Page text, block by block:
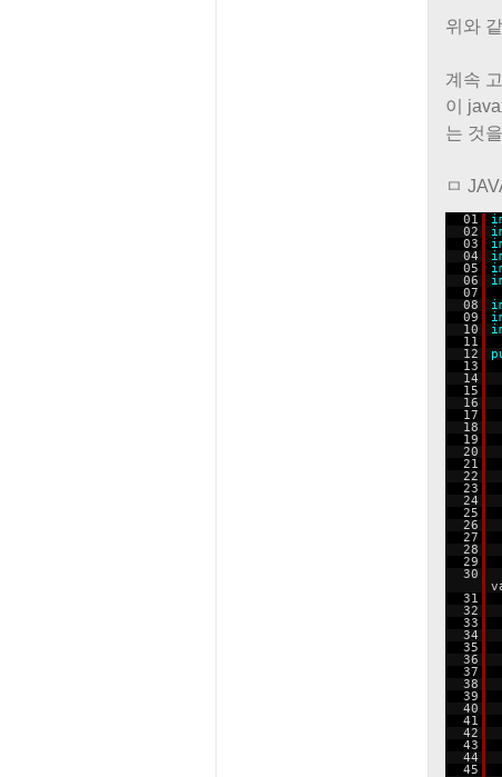
위와
계속
이
는 것
ㅁ
01
02
03
04
05
06
07
08
09
10
11
12
13
14
15
16
17
18
19
20
21
22
23
24
25
26
27
28
29
30
31
32
33
34
35
36
37
38
39
40
41
42
43
44
45